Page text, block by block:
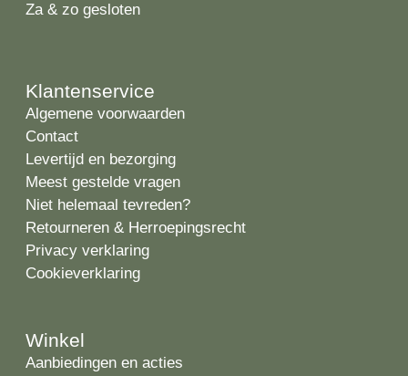
Za & zo gesloten
Klantenservice
Algemene voorwaarden
Contact
Levertijd en bezorging
Meest gestelde vragen
Niet helemaal tevreden?
Retourneren & Herroepingsrecht
Privacy verklaring
Cookieverklaring
Winkel
Aanbiedingen en acties